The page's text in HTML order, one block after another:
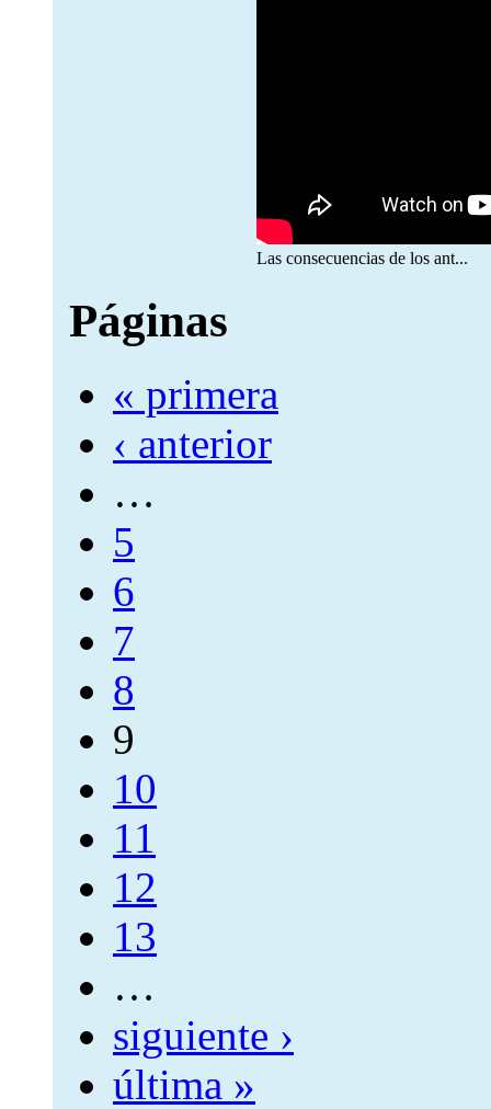
Las consecuencias de los ant...
Páginas
« primera
‹ anterior
…
5
6
7
8
9
10
11
12
13
…
siguiente ›
última »